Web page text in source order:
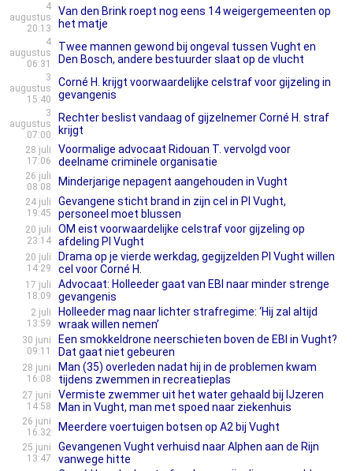
4
augustus
20:13
Van den Brink roept nog eens 14 weigergemeenten op
het matje
4
augustus
06:31
Twee mannen gewond bij ongeval tussen Vught en
Den Bosch, andere bestuurder slaat op de vlucht
3
augustus
15:40
Corné H. krijgt voorwaardelijke celstraf voor gijzeling in
gevangenis
3
augustus
07:00
Rechter beslist vandaag of gijzelnemer Corné H. straf
krijgt
28 juli
17:06
Voormalige advocaat Ridouan T. vervolgd voor
deelname criminele organisatie
26 juli
08:08
Minderjarige nepagent aangehouden in Vught
24 juli
19:45
Gevangene sticht brand in zijn cel in PI Vught,
personeel moet blussen
20 juli
23:14
OM eist voorwaardelijke celstraf voor gijzeling op
afdeling PI Vught
20 juli
14:29
Drama op je vierde werkdag, gegijzelden PI Vught willen
cel voor Corné H.
17 juli
18:09
Advocaat: Holleeder gaat van EBI naar minder strenge
gevangenis
2 juli
13:59
Holleeder mag naar lichter strafregime: ‘Hij zal altijd
wraak willen nemen’
30 juni
09:11
Een smokkeldrone neerschieten boven de EBI in Vught?
Dat gaat niet gebeuren
28 juni
16:08
Man (35) overleden nadat hij in de problemen kwam
tijdens zwemmen in recreatieplas
27 juni
14:58
Vermiste zwemmer uit het water gehaald bij IJzeren
Man in Vught, man met spoed naar ziekenhuis
26 juni
16:32
Meerdere voertuigen botsen op A2 bij Vught
25 juni
13:47
Gevangenen Vught verhuisd naar Alphen aan de Rijn
vanwege hitte